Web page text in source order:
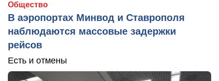
Общество
В аэропортах Минвод и Ставрополя
наблюдаются массовые задержки
рейсов
Есть и отмены